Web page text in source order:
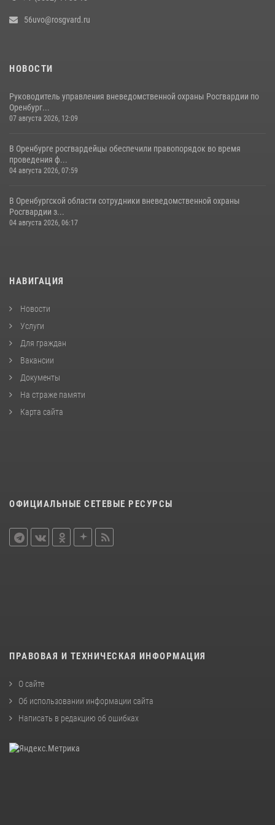
56uvo@rosgvard.ru
НОВОСТИ
Руководитель управления вневедомственной охраны Росгвардии по
Оренбург...
07 августа 2026, 12:09
В Оренбурге росгвардейцы обеспечили правопорядок во время
проведения ф...
04 августа 2026, 07:59
В Оренбургской области сотрудники вневедомственной охраны
Росгвардии з...
04 августа 2026, 06:17
НАВИГАЦИЯ
Новости
Услуги
Для граждан
Вакансии
Документы
На страже памяти
Карта сайта
ОФИЦИАЛЬНЫЕ СЕТЕВЫЕ РЕСУРСЫ
ПРАВОВАЯ И ТЕХНИЧЕСКАЯ ИНФОРМАЦИЯ
О сайте
Об использовании информации сайта
Написать в редакцию об ошибках